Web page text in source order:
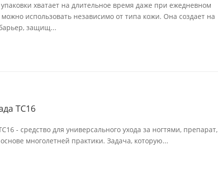
хватает на длительное время даже при ежедневном
использовать независимо от типа кожи. Она создает на
защищ...
TC16
- средство для универсального ухода за ногтями, препарат,
многолетней практики. Задача, которую...